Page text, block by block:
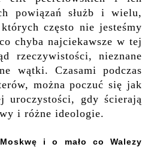
powiązań służb i wielu,
często nie jesteśmy
chyba najciekawsze w tej
rzeczywistości, nieznane
wątki. Czasami podczas
można poczuć się jak
uroczystości, gdy ścierają
i różne ideologie.
i o mało co Walezy